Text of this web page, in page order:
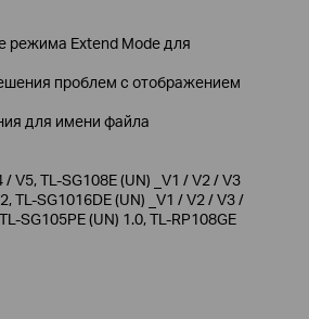
режима Extend Mode для
проблем с отображением
для имени файла
V5, TL-SG108E (UN) _V1 / V2 / V3
TL-SG1016DE (UN) _V1 / V2 / V3 /
SG105PE (UN) 1.0, TL-RP108GE